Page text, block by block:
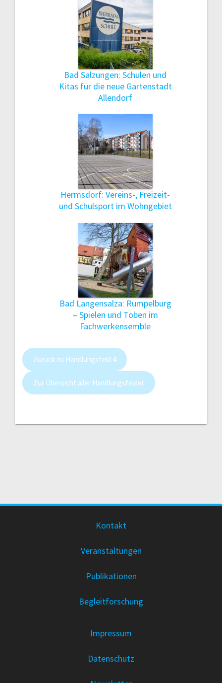
Bad Salzungen: Schulen und
Kitas für die neue Gartenstadt
Allendorf
Hermsdorf: Vereins-, Freizeit-
und Schulsport im Wohngebiet
Bad Langensalza: Rumpelburg
– Spielen und Toben im
Fachwerkensemble
Zurück zu Handlungsfeld 4
Zur Übersicht aller Handlungsfelder
Kontakt
Veranstaltungen
Publikationen
Begleitforschung
Impressum
Datenschutz